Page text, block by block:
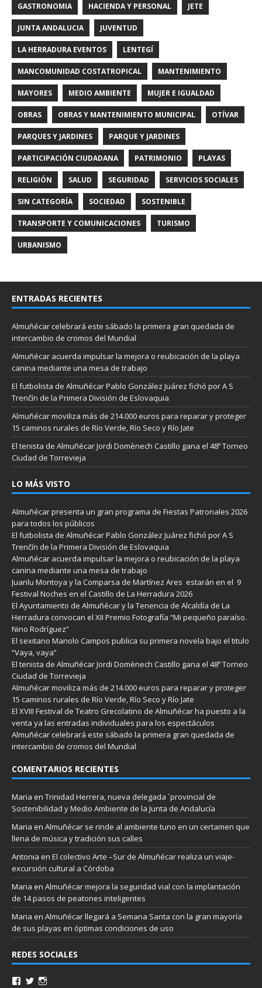
GASTRONOMIA HACIENDA Y PERSONAL JETE
JUNTA ANDALUCIA JUVENTUD
LA HERRADURA EVENTOS LENTEGÍ
MANCOMUNIDAD COSTATROPICAL MANTENIMIENTO
MAYORES MEDIO AMBIENTE MUJER E IGUALDAD
OBRAS OBRAS Y MANTENIMIENTO MUNICIPAL OTÍVAR
PARQUES Y JARDINES PARQUE Y JARDINES
PARTICIPACIÓN CIUDADANA PATRIMONIO PLAYAS
RELIGIÓN SALUD SEGURIDAD SERVICIOS SOCIALES
SIN CATEGORÍA SOCIEDAD SOSTENIBLE
TRANSPORTE Y COMUNICACIONES TURISMO
URBANISMO
ENTRADAS RECIENTES
Almuñécar celebrará este sábado la primera gran quedada de
intercambio de cromos del Mundial
Almuñécar acuerda impulsar la mejora o reubicación de la playa
canina mediante una mesa de trabajo
El futbolista de Almuñécar Pablo González Juárez fichó por A S
Trenčín de la Primera División de Eslovaquia
Almuñécar moviliza más de 214.000 euros para reparar y proteger
15 caminos rurales de Río Verde, Río Seco y Río Jate
El tenista de Almuñécar Jordi Domènech Castillo gana el 48º Torneo
Ciudad de Torrevieja
LO MÁS VISTO
Almuñécar presenta un gran programa de Fiestas Patronales 2026
para todos los públicos
El futbolista de Almuñécar Pablo González Juárez fichó por A S
Trenčín de la Primera División de Eslovaquia
Almuñécar acuerda impulsar la mejora o reubicación de la playa
canina mediante una mesa de trabajo
Juanlu Montoya y la Comparsa de Martínez Ares estarán en el 9
Festival Noches en el Castillo de La Herradura 2026
El Ayuntamiento de Almuñécar y la Tenencia de Alcaldía de La
Herradura convocan el XII Premio Fotografía “Mi pequeño paraíso.
Nino Rodríguez”
El sexitano Manolo Campos publica su primera novela bajo el titulo
“Vaya, vaya”
El tenista de Almuñécar Jordi Domènech Castillo gana el 48º Torneo
Ciudad de Torrevieja
Almuñécar moviliza más de 214.000 euros para reparar y proteger
15 caminos rurales de Río Verde, Río Seco y Río Jate
El XVIII Festival de Teatro Grecolatino de Almuñécar ha puesto a la
venta ya las entradas individuales para los espectáculos
Almuñécar celebrará este sábado la primera gran quedada de
intercambio de cromos del Mundial
COMENTARIOS RECIENTES
Maria en Trinidad Herrera, nueva delegada `provincial de
Sostenibilidad y Medio Ambiente de la Junta de Andalucía
Maria en Almuñécar se rinde al ambiente tuno en un certamen que
llena de música y tradición sus calles
Antonia en El colectivo Arte –Sur de Almuñécar realiza un viaje-
excursión cultural a Córdoba
Maria en Almuñécar mejora la seguridad vial con la implantación
de 14 pasos de peatones inteligentes
Maria en Almuñécar llegará a Semana Santa con la gran mayoría
de sus playas en óptimas condiciones de uso
REDES SOCIALES